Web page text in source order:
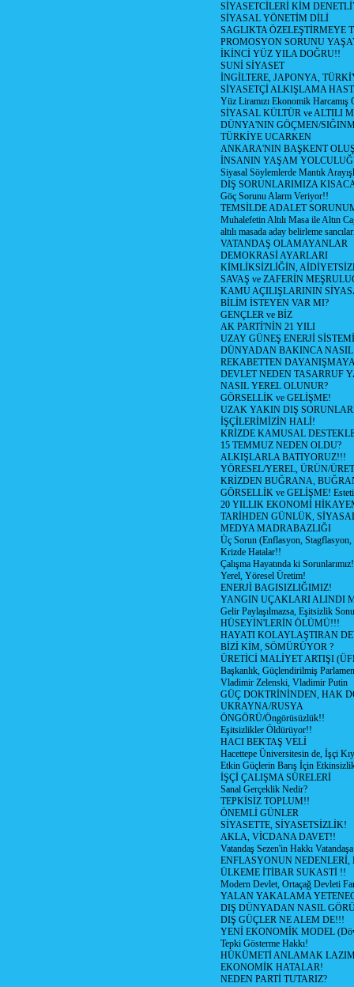
SİYASETCİLERİ KİM
SİYASAL YÖNETİM DİLİ
SAGLIKTA ÖZELEŞTİRMEYE
PROMOSYON SORUNU
İKİNCİ YÜZ YILA DOĞRU!!
SUNİ SİYASET
İNGİLTERE, JAPONYA,
SİYASETÇİ ALKIŞLAMA
Yüz Liramızı Ekonomik Harcamış
SİYASAL KÜLTÜR ve ALTILI
DÜNYA'NIN GÖÇMEN/
TÜRKİYE UCARKEN
ANKARA'NIN BAŞKENT
İNSANIN YAŞAM
Siyasal Söylemlerde Mantık
DIŞ SORUNLARIMIZA
Göç Sorunu Alarm Veriyor!!
TEMSİLDE ADALET
Muhalefetin Altılı Masa ile Altın
altılı masada aday belirleme
VATANDAŞ OLAMAYANLAR
DEMOKRASİ AYARLARI
KİMLİKSİZLİĞİN,
SAVAŞ ve ZAFERİN
KAMU AÇILIŞLARININ
BİLİM İSTEYEN VAR MI?
GENÇLER ve BİZ
AK PARTİ'NİN 21 YILI
UZAY GÜNEŞ ENERJİ SİSTEMİ
DÜNYADAN BAKINCA
REKABETTEN
DEVLET NEDEN TASARRUF
NASIL YEREL OLUNUR?
GÖRSELLİK ve GELİŞME!
UZAK YAKIN DIŞ
İŞÇİLERİMİZİN HALİ!
KRİZDE KAMUSAL
15 TEMMUZ NEDEN OLDU?
ALKIŞLARLA BATIYORUZ!!!
YÖRESEL/YEREL, ÜRÜN/
KRİZDEN BUĞRANA,
GÖRSELLİK ve GELİŞME!
20 YILLIK EKONOMİ
TARİHDEN GÜNLÜK,
MEDYA MADRABAZLIĞI
Üç Sorun (Enflasyon, Stagflasyon,
Krizde Hatalar!!
Çalışma Hayatında ki
Yerel, Yöresel Üretim!
ENERJİ BAGISIZLIĞIMIZ!
YANGIN UÇAKLARI ALINDI
Gelir Paylaşılmazsa, Eşitsizlik
HÜSEYİN'LERİN ÖLÜMÜ!!!
HAYATI KOLAYLAŞTIRAN
BİZİ KİM, SÖMÜRÜYOR ?
ÜRETİCİ MALİYET ARTIŞI
Başkanlık, Güçlendirilmiş
Vladimir Zelenski, Vladimir Putin
GÜÇ DOKTRİNİNDEN, HAK
UKRAYNA/RUSYA
ÖNGÖRÜ/Öngörüsüzlük!!
Eşitsizlikler Öldürüyor!!
HACI BEKTAŞ VELİ
Hacettepe Üniversitesin de, İşçi
Etkin Güçlerin Barış İçin
İŞÇİ ÇALIŞMA SÜRELERİ
Sanal Gerçeklik Nedir?
TEPKİSİZ TOPLUM!!
ÖNEMLİ GÜNLER
SİYASETTE, SİYASETSİZLİK!
AKLA, VİCDANA DAVET!!
Vatandaş Sezen'in Hakkı
ENFLASYONUN NEDENLERİ,
ÜLKEME İTİBAR SUKASTİ !!
Modern Devlet, Ortaçağ Devleti
YALAN YAKALAMA
DIŞ DÜNYADAN NASIL
DIŞ GÜÇLER NE ALEM DE!!!
YENİ EKONOMİK MODEL
Tepki Gösterme Hakkı!
HÜKÜMETİ ANLAMAK
EKONOMİK HATALAR!
NEDEN PARTİ TUTARIZ?